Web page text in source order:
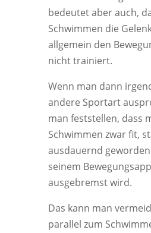
bedeutet aber auch,
Schwimmen die
allgemein den
nicht trainiert.
Wenn man dann
andere Sportart
man feststellen, dass
Schwimmen zwar fit,
ausdauernd
seinem
ausgebremst wird.
Das kann man
parallel zum